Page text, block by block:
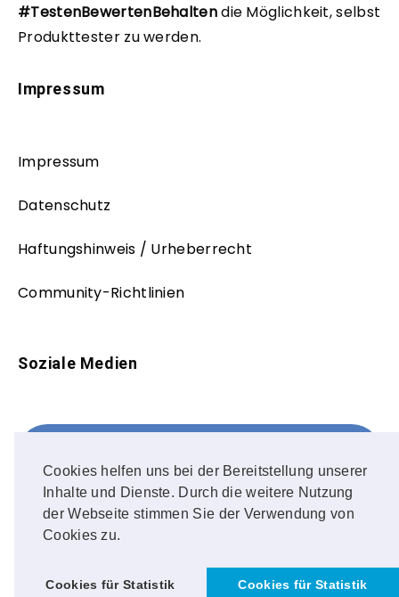
Cookies helfen uns bei der Bereitstellung unserer
Inhalte und Dienste. Durch die weitere Nutzung
der Webseite stimmen Sie der Verwendung von
Cookies zu.
Cookies für Statistik Cookies für Statistik
#TestenBewertenBehaltendie Möglichkeit, selbst
Produkttester zu werden.
Impressum
Impressum
Datenschutz
Haftungshinweis / Urheberrecht
Community-Richtlinien
Soziale Medien
FOLLOW ME!
Instagram
OUR PHOTOS!